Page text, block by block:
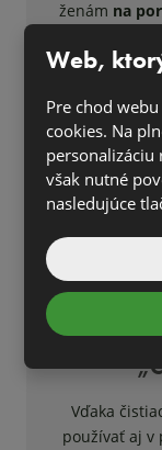
ženám na
odporúčajú
posilnenie
materského
sklonom k
alchemilky
môžu
bylinka tíšiť
pomôže aj
žltého
Vďaka
používať aj v
Web,
Pre chod
cookies. Na
personalizáciu
však nutné
nasledujúce